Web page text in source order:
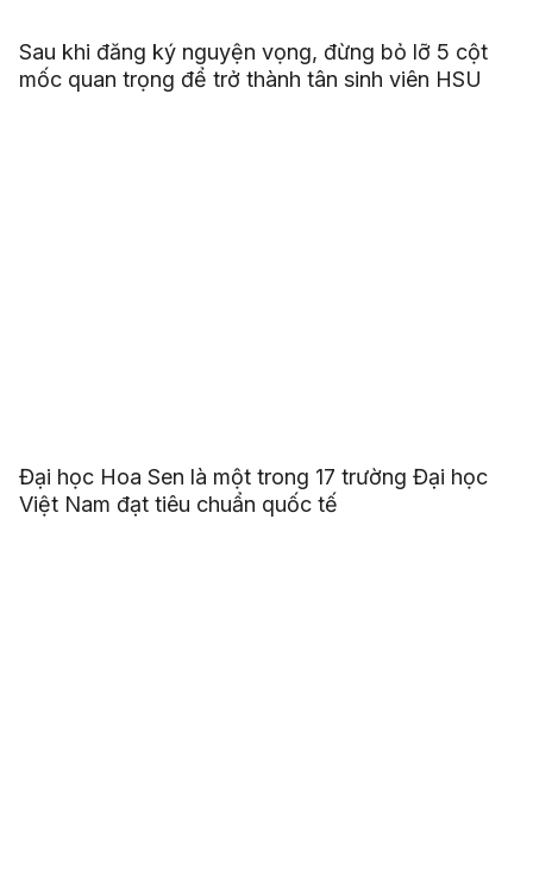
Sau khi đăng ký nguyện vọng, đừng bỏ lỡ 5 cột
mốc quan trọng để trở thành tân sinh viên HSU
Đại học Hoa Sen là một trong 17 trường Đại học
Việt Nam đạt tiêu chuẩn quốc tế